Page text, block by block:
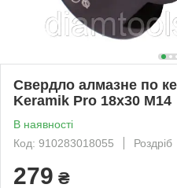
Свердло алмазне по
Keramik Pro 18x30 M14
В наявності
Код: 910283018055
Роздріб
279 ₴